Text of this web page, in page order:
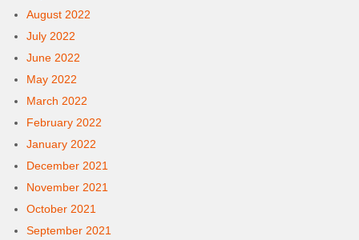
August 2022
July 2022
June 2022
May 2022
March 2022
February 2022
January 2022
December 2021
November 2021
October 2021
September 2021